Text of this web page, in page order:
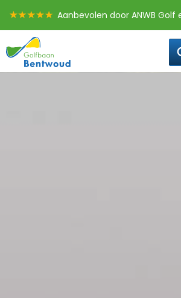
Aanbevolen door ANWB Golf
0172 - 58 30 10 Offerte
Baanstatus